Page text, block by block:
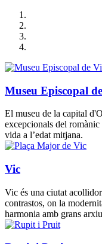
Museu Episcopal
El museu de la capital
excepcionals del
vida a l’edat mitjana.
Vic
Vic és una ciutat
contrastos, on la
harmonia amb grans